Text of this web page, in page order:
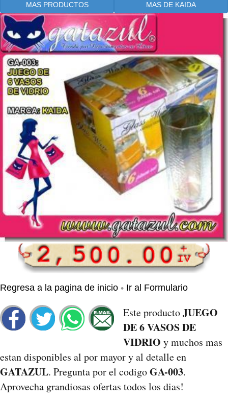
MAS PRODUCTOS MAS DE KAIDA
Regresa a la pagina de inicio • Ir al Formulario
Este productoJUEGO
DE 6 VASOS DE
VIDRIO y muchos mas
estan disponibles al por mayor y al detalle en
GATAZUL. Pregunta por el codigoGA-003.
Aprovecha grandiosas ofertas todos los dias!